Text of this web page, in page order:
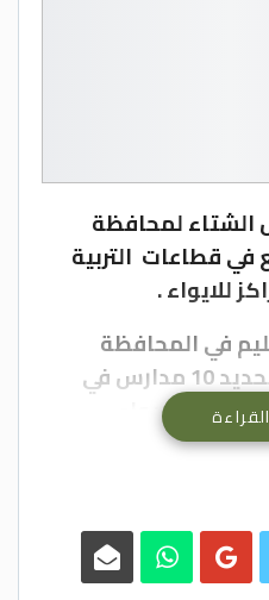
لمحافظة
قطاعات التربية
للايواء .
في المحافظة
سامي شديفات أنه تم تحديد 10 مدارس في
للايواء
الثانوية للبنات
للبنات
وصخره الثانوية